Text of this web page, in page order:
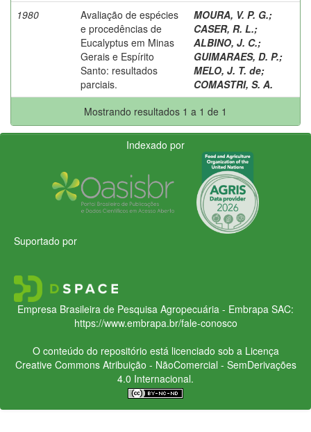
1980
Avaliação de espécies
e procedências de
Eucalyptus em Minas
Gerais e Espírito
Santo: resultados
parciais.
MOURA, V. P. G.;
CASER, R. L.;
ALBINO, J. C.;
GUIMARAES, D. P.;
MELO, J. T. de;
COMASTRI, S. A.
Mostrando resultados 1 a 1 de 1
Indexado por
Suportado por
Empresa Brasileira de Pesquisa Agropecuária - Embrapa SAC:
https://www.embrapa.br/fale-conosco
O conteúdo do repositório está licenciado sob a Licença
Creative CommonsAtribuição - NãoComercial - SemDerivações
4.0 Internacional.